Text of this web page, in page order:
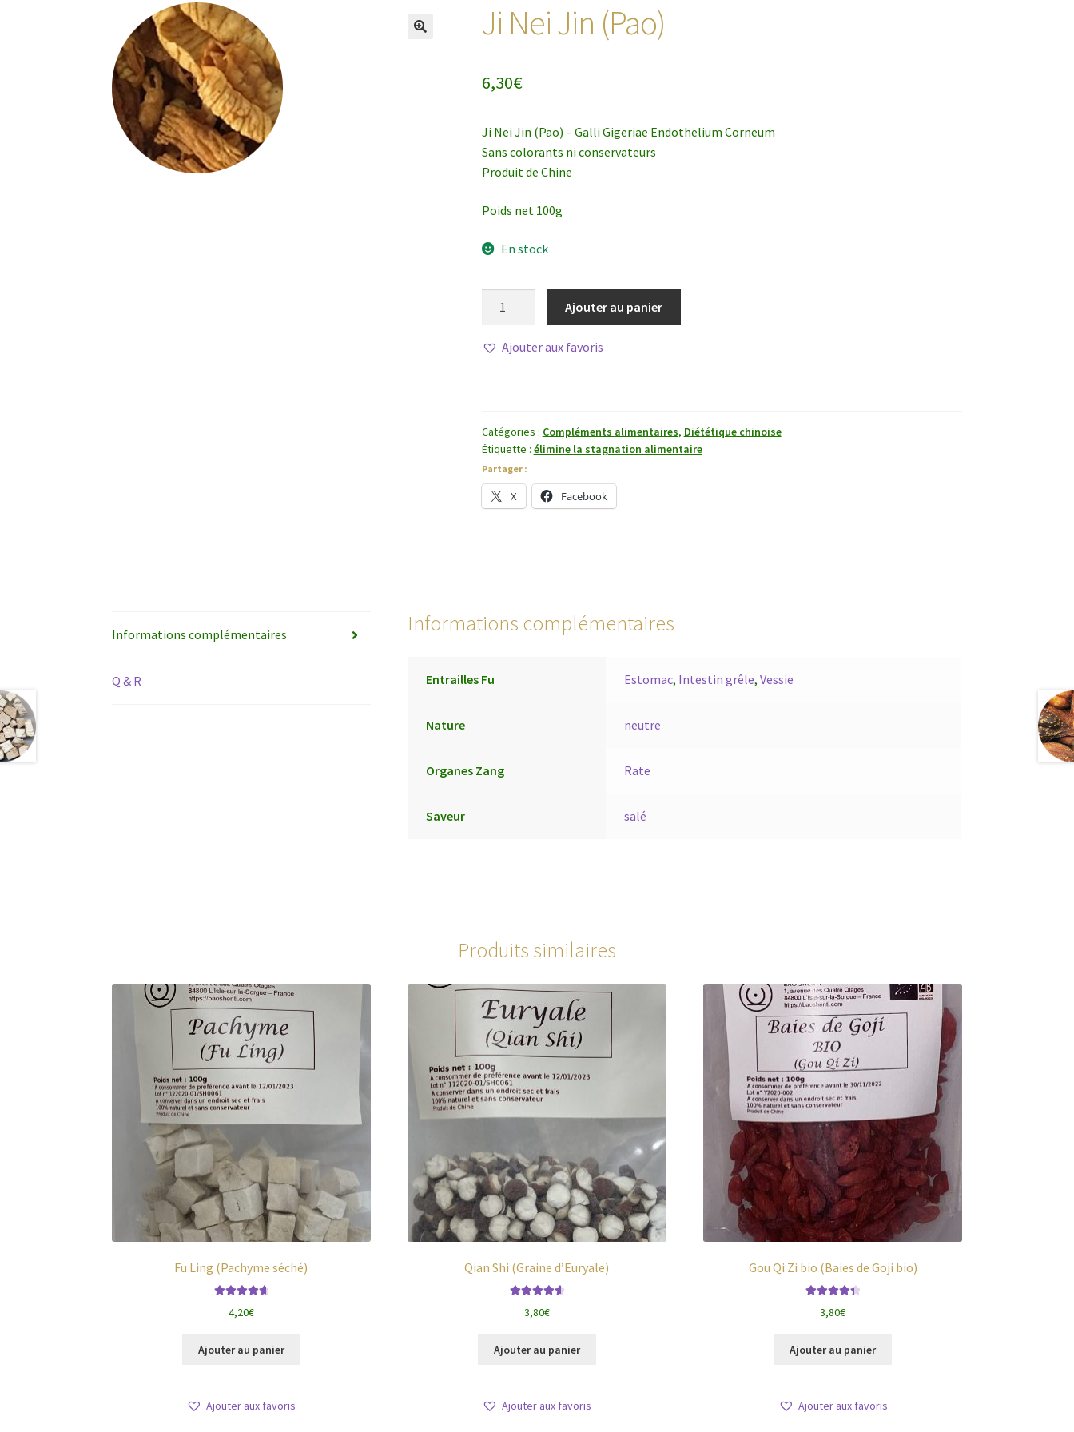
Ji Nei Jin (Pao)
6,30€
Ji Nei Jin (Pao) – Galli Gigeriae Endothelium Corneum
Sans colorants ni conservateurs
Produit de Chine
Poids net 100g
En stock
Nei
Ajouter au panier
Ajouter aux favoris
Catégories : Compléments alimentaires, Diététique chinoise
Étiquette : élimine la stagnation alimentaire
Partager :
X Facebook
Informations complémentaires
Q & R
Informations complémentaires
Entrailles Fu Estomac, Intestin grêle, Vessie
Nature neutre
Organes Zang Rate
Saveur salé
Produits similaires
Fu Ling (Pachyme séché)
4,20€
Ajouter au panier
Ajouter aux favoris
Qian Shi (Graine d’Euryale)
sur 5
3,80€
Ajouter au panier
Ajouter aux favoris
Gou Qi Zi bio (Baies de Goji bio)
sur 5
3,80€
Ajouter au panier
Ajouter aux favoris